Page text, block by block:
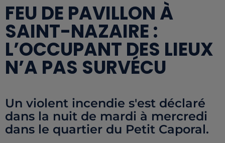
FEU DE PAVILLON À
SAINT-NAZAIRE :
L’OCCUPANT DES LIEUX
N’A PAS SURVÉCU
Un violent incendie s'est déclaré
dans la nuit de mardi à mercredi
dans le quartier du Petit Caporal.